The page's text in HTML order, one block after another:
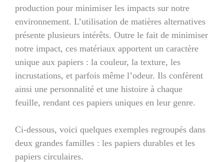
production pour minimiser les impacts sur notre
environnement. L’utilisation de matières alternatives
présente plusieurs intérêts. Outre le fait de minimiser
notre impact, ces matériaux apportent un caractère
unique aux papiers : la couleur, la texture, les
incrustations, et parfois même l’odeur. Ils confèrent
ainsi une personnalité et une histoire à chaque
feuille, rendant ces papiers uniques en leur genre.
Ci-dessous, voici quelques exemples regroupés dans
deux grandes familles : les papiers durables et les
papiers circulaires.